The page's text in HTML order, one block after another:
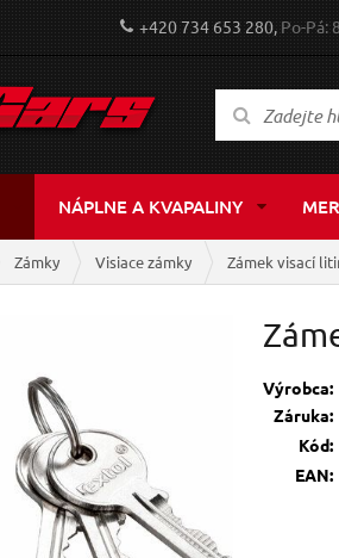
+420 734 653 280, Po-Pá:
NÁPLNE A KVAPALINY
Zámky Visiace zámky Zámek visací
Výrobca:
Záruka:
Kód:
EAN: